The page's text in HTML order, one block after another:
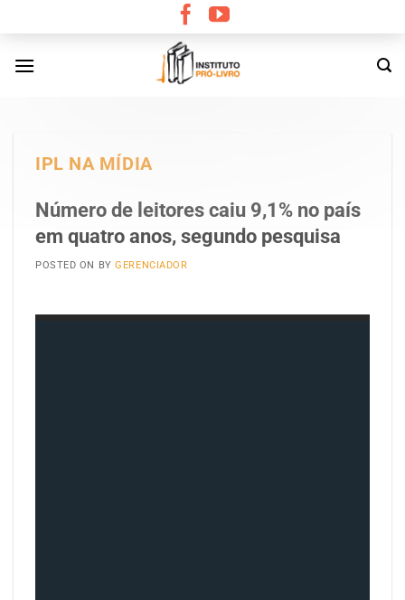
content
IPL NA MÍDIA
Número de leitores caiu 9,1% no país
em quatro anos, segundo pesquisa
POSTED ON BYGERENCIADOR